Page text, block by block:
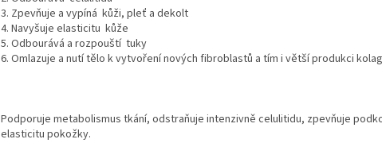
3. Zpevňuje a vypíná kůži, pleť a dekolt
4. Navyšuje elasticitu kůže
5. Odbourává a rozpouští tuky
6. Omlazuje a nutí tělo k vytvoření nových fibroblastů a tím i větší produkci
Podporuje metabolismus tkání, odstraňuje intenzivně celulitidu, zpevňuje
elasticitu pokožky.